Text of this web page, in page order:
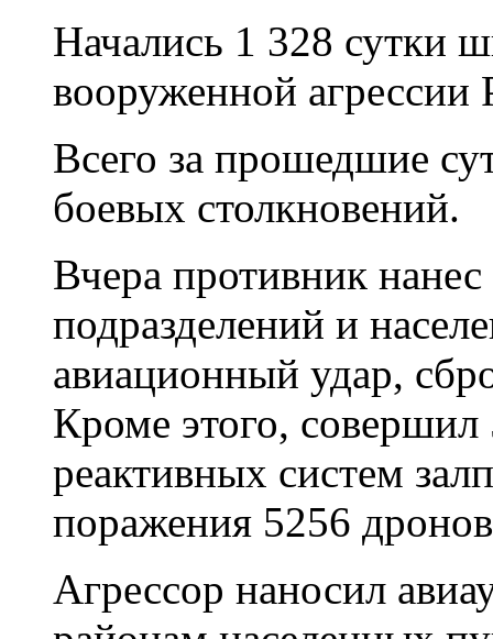
Начались 1 328 сутки
вооруженной
Всего за прошедшие
боевых столкновений.
Вчера противник
подразделений и
авиационный удар,
Кроме этого, совершил
реактивных систем
поражения 5256
Агрессор наносил